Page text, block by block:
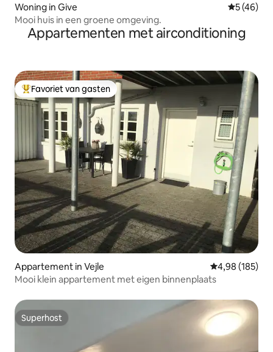
Woning in Give
5 (46)
Mooi huis in een groene omgeving.
Appartementen met airconditioning
Topfavoriet van gasten
Favoriet van gasten
Appartement in Vejle Gemiddelde
4,98 (185)
Mooi klein appartement met eigen binnenplaats
Superhost
Superhost